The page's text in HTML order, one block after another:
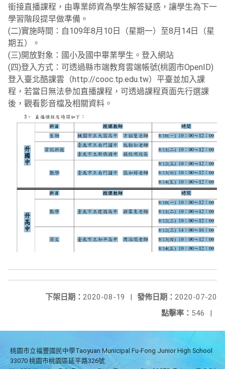
銜接直播課程，由專業師資為學生解答疑惑，讓學生為下一
學習階段提早做準備。
(二)實施時間：自109年8月10日（星期一）至8月14日（星
期五）。
(三)開放對象：國小及國中畢業學生。登入網站
(四)登入方式：可透過縣市端教育雲端帳號(桃園市OpenID)
登入臺北酷課雲（http://cooc.tp.edu.tw）平臺並加入課
程，若當日無法參加直播課程，可透過課程頁面先行選課
後，觀看影音檔及相關資料。
發佈日期： 2020-07-20
下架日期： 2020-08-19
|
點擊率： 546 |
桃園市立福豐國民中學Taoyuan Municipal Fu-Fong Junior High School
33070 桃園市桃園區延平路326號